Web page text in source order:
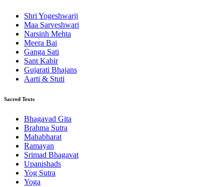
Shri Yogeshwarji
Maa Sarveshwari
Narsinh Mehta
Meera Bai
Ganga Sati
Sant Kabir
Gujarati Bhajans
Aarti & Stuti
Sacred Texts
Bhagavad Gita
Brahma Sutra
Mahabharat
Ramayan
Srimad Bhagavat
Upanishads
Yog Sutra
Yoga